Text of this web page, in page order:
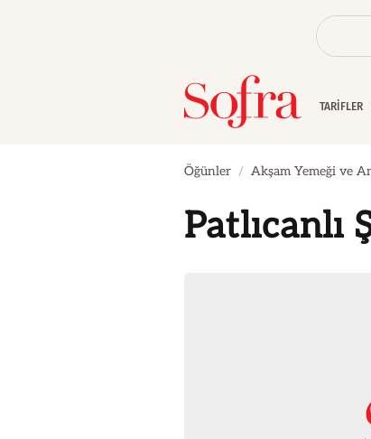
TARİFLER
Öğünler Akşam Yemeği ve
Patlıcanlı